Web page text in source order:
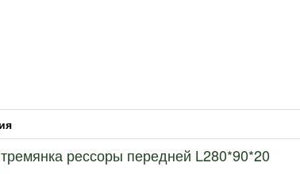
рессоры передней L280*90*20